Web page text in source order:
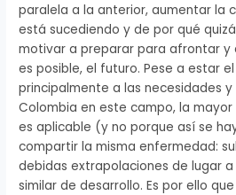
paralela a la anterior, aumentar la
está sucediendo y de por qué
motivar a preparar para afrontar y
es posible, el futuro. Pese a estar
principalmente a las necesidades
Colombia en este campo, la
es aplicable (y no porque así se
compartir la misma enfermedad:
debidas extrapolaciones de lugar
similar de desarrollo. Es por ello